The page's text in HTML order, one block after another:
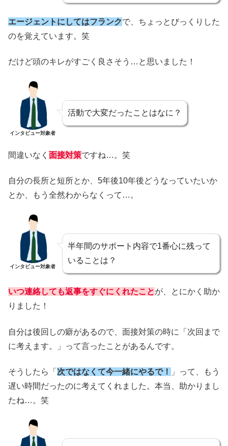
エージェントにしてはフランクで、ちょっとびっくりした
のを覚えています。笑
だけど頭のキレがすごく良さそう…と思いました！
インタビュー対象者
活動で大変だったことはなに？
間違いなく 面接対策ですね…。笑
自分の長所と短所とか、5年後10年後どうなっていたいか
とか、もう全然わからなくって…。
インタビュー対象者
半年間のサポート内容で1番心に残って
いることは？
いつ連絡しても返事をすぐにくれたことが、とにかく助か
りました！
自分は後回しの癖があるので、面接対策の時に「次回まで
に考えます。」って言ったことがあるんです。
そうしたら「 次ではなくて今一緒にやるで！
」って、もう
遅い時間だったのに考えてくれました。本当、助かりまし
たね…。笑